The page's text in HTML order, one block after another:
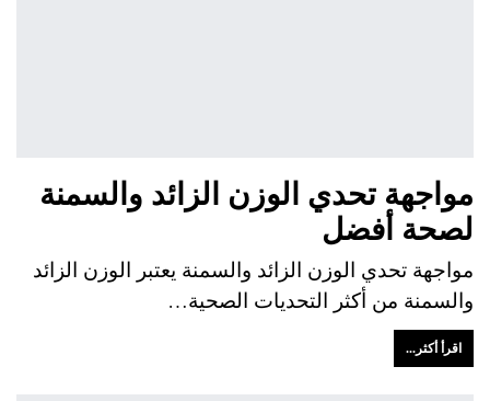
مواجهة تحدي الوزن الزائد والسمنة
لصحة أفضل
مواجهة تحدي الوزن الزائد والسمنة يعتبر الوزن الزائد
والسمنة من أكثر التحديات الصحية…
اقرأ أكثر...